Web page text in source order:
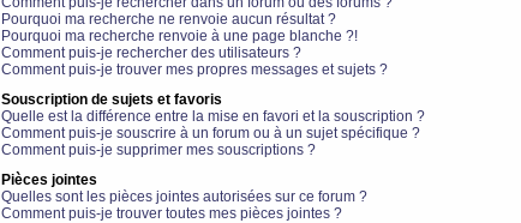
Pourquoi ma recherche ne renvoie aucun résultat ?
Pourquoi ma recherche renvoie à une page blanche ?!
Comment puis-je rechercher des utilisateurs ?
Comment puis-je trouver mes propres messages et sujets ?
Souscription de sujets et favoris
Quelle est la différence entre la mise en favori et la souscription ?
Comment puis-je souscrire à un forum ou à un sujet spécifique ?
Comment puis-je supprimer mes souscriptions ?
Pièces jointes
Quelles sont les pièces jointes autorisées sur ce forum ?
Comment puis-je trouver toutes mes pièces jointes ?